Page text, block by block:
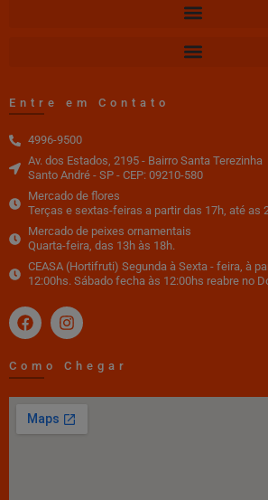
Entre em Contato
4996-9500
Av. dos Estados, 2195 - Bairro Santa Terezinha
Santo André - SP - CEP: 09210-580
Mercado de flores
Terças e sextas-feiras a partir das 17h, até as
Mercado de peixes ornamentais
Quarta-feira, das 13h às 18h.
CEASA (Hortifruti) Segunda à Sexta - feira, à
12:00hs. Sábado fecha às 12:00hs reabre no
Como Chegar